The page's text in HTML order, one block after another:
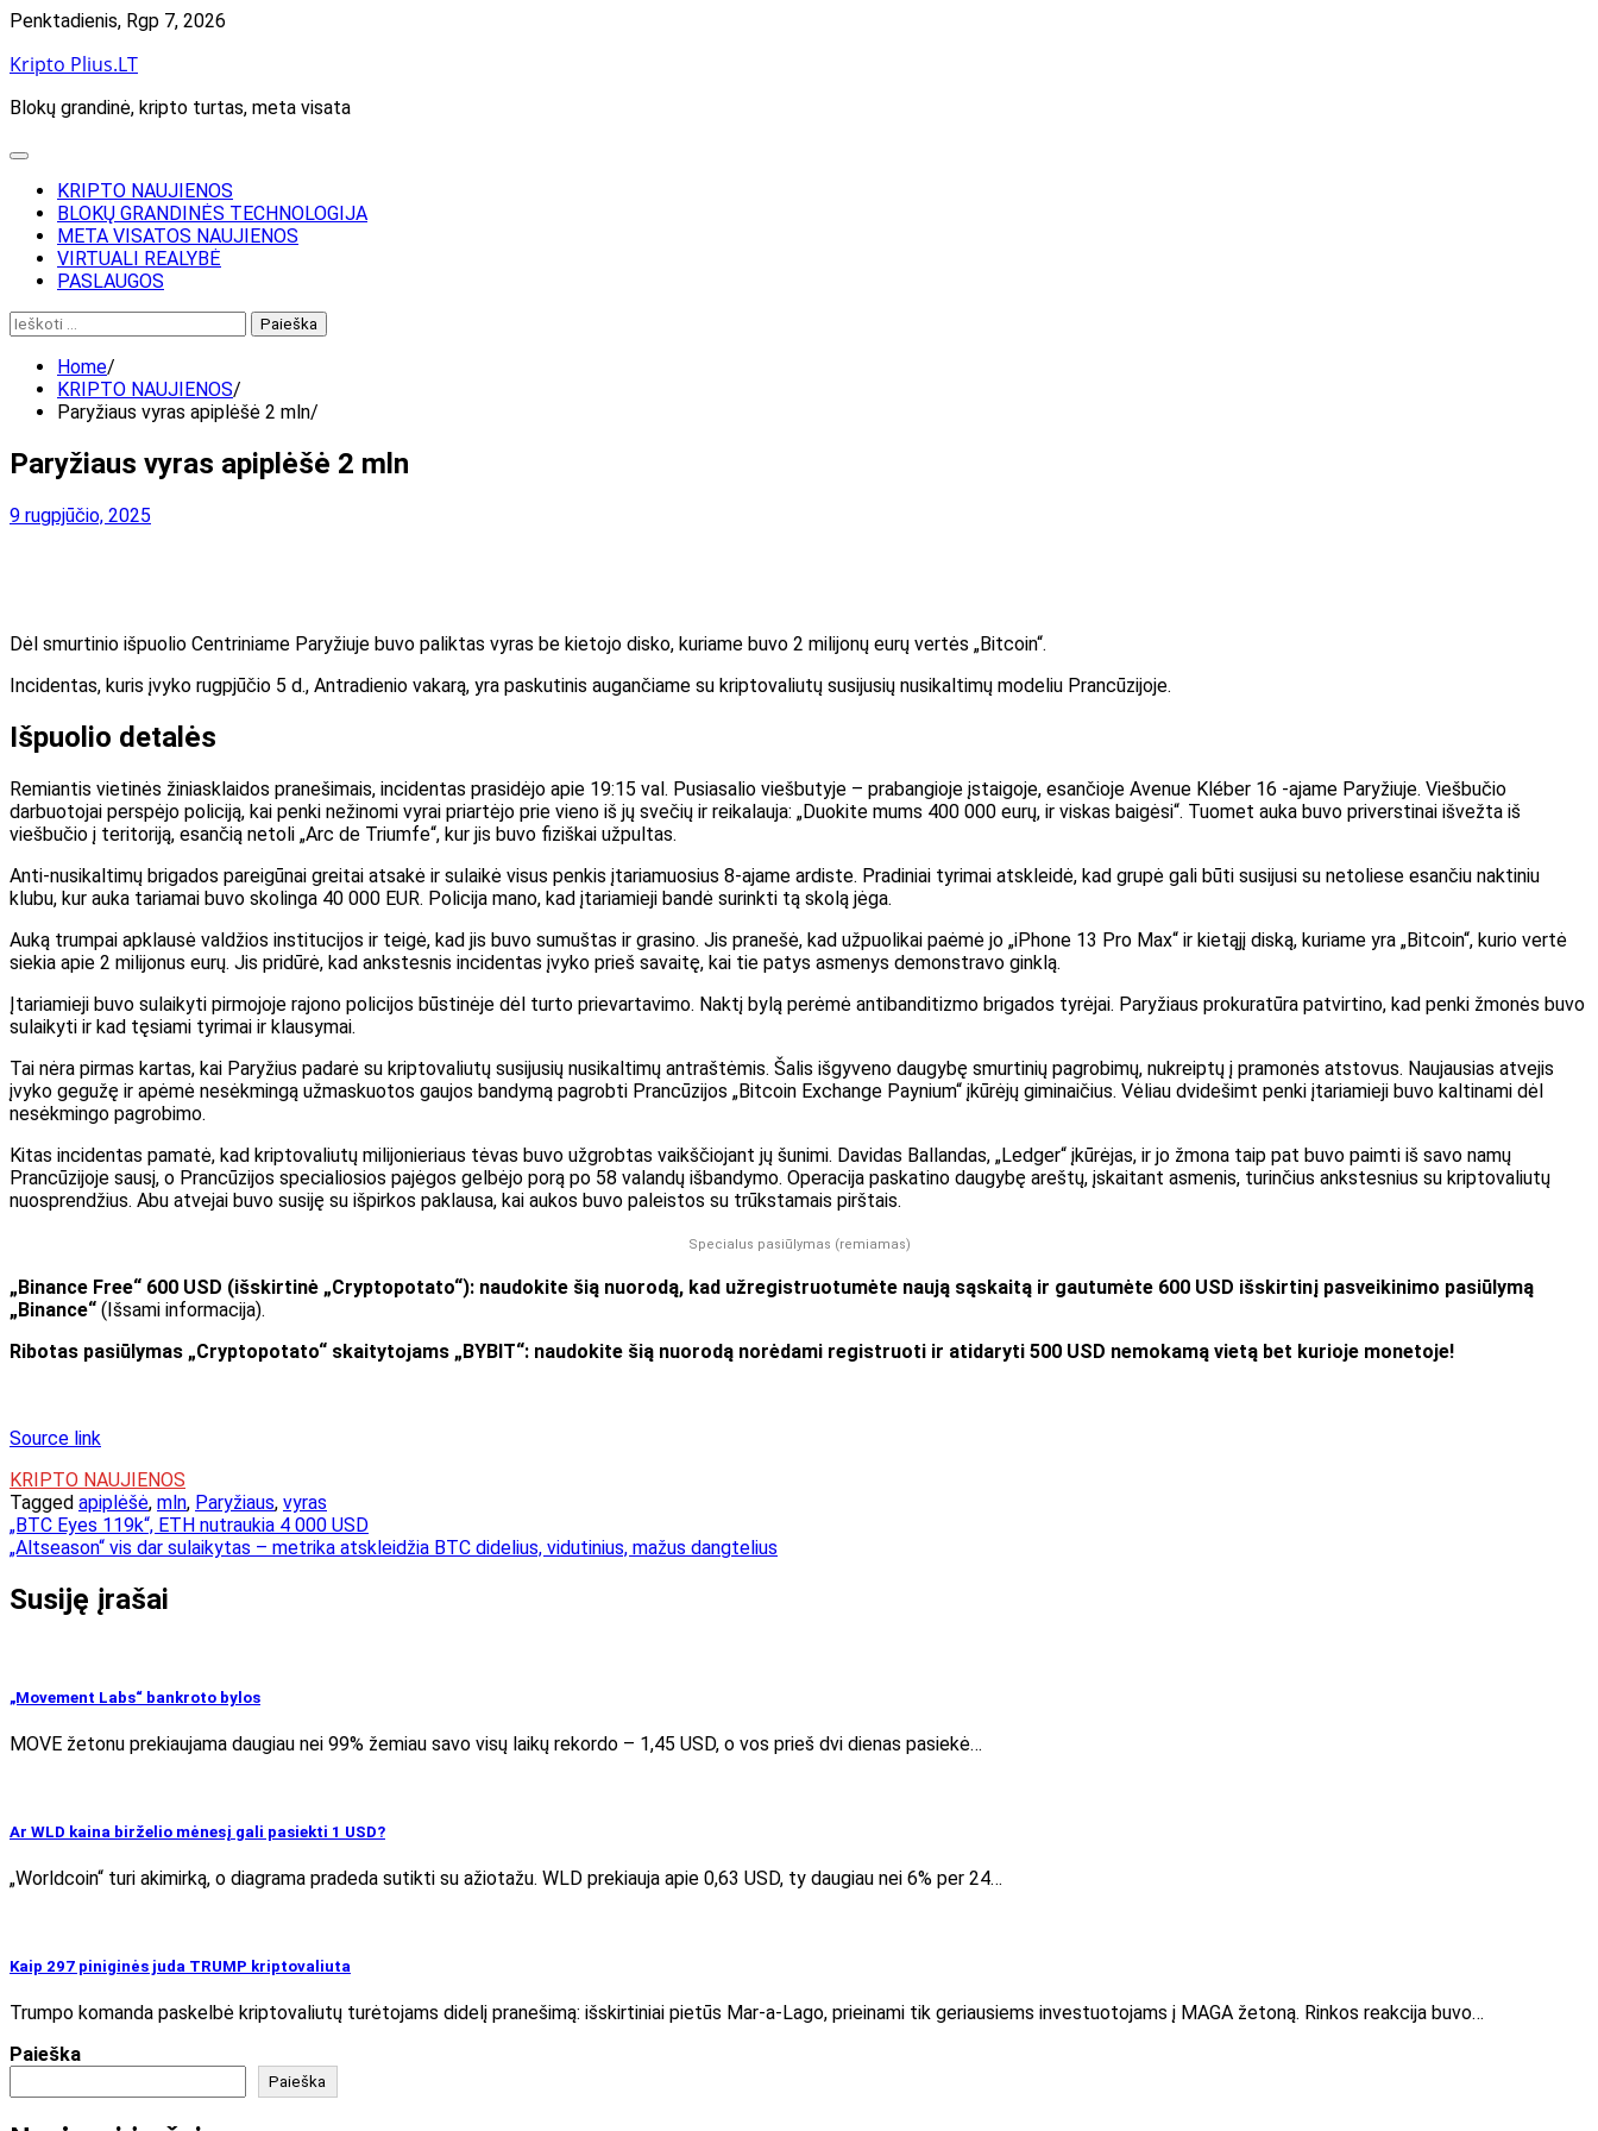
Skip
content
Penktadienis, Rgp 7, 2026
Kripto Plius.LT
Blokų grandinė, kripto turtas, meta visata
KRIPTO NAUJIENOS
BLOKŲ GRANDINĖS TECHNOLOGIJA
META VISATOS NAUJIENOS
VIRTUALI REALYBĖ
PASLAUGOS
Ieškoti:
Home
KRIPTO NAUJIENOS
Paryžiaus vyras apiplėšė 2 mln
Paryžiaus vyras apiplėšė 2 mln
9 rugpjūčio, 2025
Dėl smurtinio išpuolio Centriniame Paryžiuje buvo paliktas vyras be kietojo disko, kuriame buvo 2 milijonų eurų vertės „Bitcoin“.
Incidentas, kuris įvyko rugpjūčio 5 d., Antradienio vakarą, yra paskutinis augančiame su kriptovaliutų susijusių nusikaltimų modeliu Prancūzijoje.
Išpuolio detalės
Remiantis vietinės žiniasklaidos pranešimais, incidentas prasidėjo apie 19:15 val. Pusiasalio viešbutyje – prabangioje įstaigoje, esančioje Avenue Kléber 16 -ajame Paryžiuje. Viešbučio
darbuotojai perspėjo policiją, kai penki nežinomi vyrai priartėjo prie vieno iš jų svečių ir reikalauja: „Duokite mums 400 000 eurų, ir viskas baigėsi“. Tuomet auka buvo priverstinai išvežta iš
viešbučio į teritoriją, esančią netoli „Arc de Triumfe“, kur jis buvo fiziškai užpultas.
Anti-nusikaltimų brigados pareigūnai greitai atsakė ir sulaikė visus penkis įtariamuosius 8-ajame ardiste. Pradiniai tyrimai atskleidė, kad grupė gali būti susijusi su netoliese esančiu naktiniu
klubu, kur auka tariamai buvo skolinga 40 000 EUR. Policija mano, kad įtariamieji bandė surinkti tą skolą jėga.
Auką trumpai apklausė valdžios institucijos ir teigė, kad jis buvo sumuštas ir grasino. Jis pranešė, kad užpuolikai paėmė jo „iPhone 13 Pro Max“ ir kietąjį diską, kuriame yra „Bitcoin“, kurio vertė
siekia apie 2 milijonus eurų. Jis pridūrė, kad ankstesnis incidentas įvyko prieš savaitę, kai tie patys asmenys demonstravo ginklą.
Įtariamieji buvo sulaikyti pirmojoje rajono policijos būstinėje dėl turto prievartavimo. Naktį bylą perėmė antibanditizmo brigados tyrėjai. Paryžiaus prokuratūra patvirtino, kad penki žmonės buvo
sulaikyti ir kad tęsiami tyrimai ir klausymai.
Tai nėra pirmas kartas, kai Paryžius padarė su kriptovaliutų susijusių nusikaltimų antraštėmis. Šalis išgyveno daugybę smurtinių pagrobimų, nukreiptų į pramonės atstovus. Naujausias atvejis
įvyko gegužę ir apėmė nesėkmingą užmaskuotos gaujos bandymą pagrobti Prancūzijos „Bitcoin Exchange Paynium“ įkūrėjų giminaičius. Vėliau dvidešimt penki įtariamieji buvo kaltinami dėl
nesėkmingo pagrobimo.
Kitas incidentas pamatė, kad kriptovaliutų milijonieriaus tėvas buvo užgrobtas vaikščiojant jų šunimi. Davidas Ballandas, „Ledger“ įkūrėjas, ir jo žmona taip pat buvo paimti iš savo namų
Prancūzijoje sausį, o Prancūzijos specialiosios pajėgos gelbėjo porą po 58 valandų išbandymo. Operacija paskatino daugybę areštų, įskaitant asmenis, turinčius ankstesnius su kriptovaliutų
nuosprendžius. Abu atvejai buvo susiję su išpirkos paklausa, kai aukos buvo paleistos su trūkstamais pirštais.
Specialus pasiūlymas (remiamas)
„Binance Free“ 600 USD (išskirtinė „Cryptopotato“): naudokite šią nuorodą, kad užregistruotumėte naują sąskaitą ir gautumėte 600 USD išskirtinį pasveikinimo pasiūlymą
„Binance“ (Išsami informacija).
Ribotas pasiūlymas „Cryptopotato“ skaitytojams „BYBIT“: naudokite šią nuorodą norėdami registruoti ir atidaryti 500 USD nemokamą vietą bet kurioje monetoje!
Source link
KRIPTO NAUJIENOS
Tagged apiplėšė, mln, Paryžiaus, vyras
Navigacija
tarp
įrašų
„BTC Eyes 119k“, ETH nutraukia 4 000 USD
„Altseason“ vis dar sulaikytas – metrika atskleidžia BTC didelius, vidutinius, mažus dangtelius
Susiję įrašai
„Movement Labs“ bankroto bylos
MOVE žetonu prekiaujama daugiau nei 99% žemiau savo visų laikų rekordo – 1,45 USD, o vos prieš dvi dienas pasiekė…
Ar WLD kaina birželio mėnesį gali pasiekti 1 USD?
„Worldcoin“ turi akimirką, o diagrama pradeda sutikti su ažiotažu. WLD prekiauja apie 0,63 USD, ty daugiau nei 6% per 24…
Kaip 297 piniginės juda TRUMP kriptovaliuta
Trumpo komanda paskelbė kriptovaliutų turėtojams didelį pranešimą: išskirtiniai pietūs Mar-a-Lago, prieinami tik geriausiems investuotojams į MAGA žetoną. Rinkos reakcija buvo…
Paieška
Paieška